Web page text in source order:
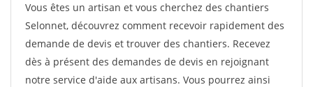
Vous êtes un artisan et vous cherchez des chantiers
Selonnet, découvrez comment recevoir rapidement des
demande de devis et trouver des chantiers. Recevez
dès à présent des demandes de devis en rejoignant
notre service d'aide aux artisans. Vous pourrez ainsi